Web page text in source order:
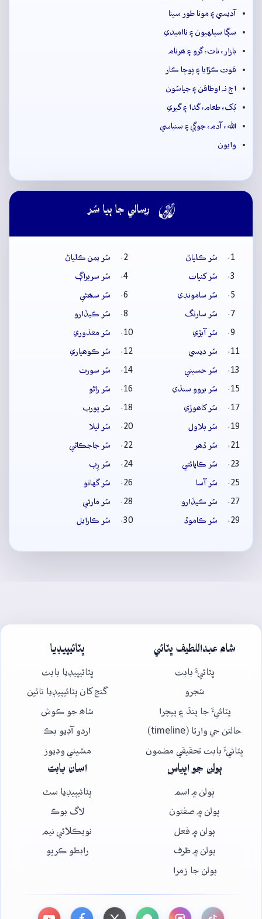
آديسي ۽ مونا طور سينا
سڳا سيلهيون ۽ نااميدي
بازار، ناٿ، گرو ۽ ھرنام
قوت ڪڙايا ۽ پوڄا ڪار
اڄ نہ اوطاقن ۽ جياسُون
بُک، طعام، گدا ۽ گبري
الله، آدم، جوڳي ۽ سنياسي
وايون
 رسالي جا ٻيا سُر
سُر ڪلياڻ
سُر يمن ڪلياڻ
سُر کنڀات
سُر سريراڳ
سُر سامونڊي
سُر سھڻي
سُر سارنگ
سُر ڪيڏارو
سُر آبڙي
سُر معذوري
سُر ديسي
سُر ڪوھياري
سُر حسيني
سُر سورٺ
سُر بروو سنڌي
سُر راڻو
سُر کاھوڙي
سُر پورب
سُر بلاول
سُر ليلا
سُر ڏھر
سُر جاجڪاڻي
سُر ڪاپائتي
سُر رِپ
سُر آسا
سُر گهاتو
سُر ڪيڏارو
سُر مارئي
سُر ڪاموڏ
سُر ڪارايل
شاھ عبداللطيف ڀٽائي
ڀٽائيءَ بابت
شجرو
ڀٽائيءَ جا پنڌ ۽ پيچرا
حالتن جي وارتا (timeline)
ڀٽائيءَ بابت تحقيقي مضمون
ڀٽائيپيڊيا
ڀٽائيپيڊيا بابت
گنج کان ڀٽائيپيڊيا تائين
شاھ جو ڪوش
اردو آڊيو بڪ
مشيني وڊيوز
ٻولن جو اڀياس
ٻولن ۾ اسم
ٻولن ۾ صفتون
ٻولن ۾ فعل
ٻولن ۾ ظرف
ٻولن جا زمرا
اسان بابت
ڀٽائيپيڊيا سٿ
لاگ بوڪ
نويڪلائي نيم
رابطو ڪريو